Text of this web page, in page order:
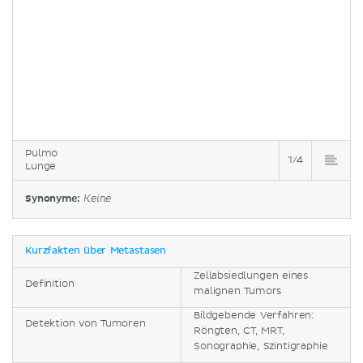
Pulmo
Lunge
1/4
Synonyme: Keine
Kurzfakten über Metastasen
Definition
Zellabsiedlungen eines
malignen Tumors
Detektion von Tumoren
Bildgebende Verfahren:
Röngten, CT, MRT,
Sonographie, Szintigraphie